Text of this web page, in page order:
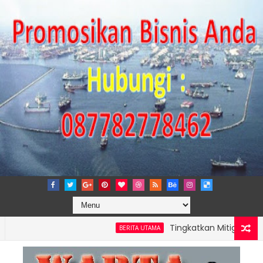
BERITA UTAMA
Tingkatkan Mitigasi Risiko, IPC
PERKUAT KAPASITAS TPK NILAM MELALUI PENAMBAHAN E-RTG